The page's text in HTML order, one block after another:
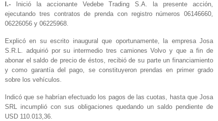
I.-
Inició la accionante Vedebe Trading S.A. la presente acción,
ejecutando tres contratos de prenda con registro números 06146660,
06226056 y 06225968.
Explicó en su escrito inaugural que oportunamente, la empresa Josa
S.R.L. adquirió por su intermedio tres camiones Volvo y que a fin de
abonar el saldo de precio de éstos, recibió de su parte un financiamiento
y como garantía del pago, se constituyeron prendas en primer grado
sobre los vehículos.
Indicó que se habrían efectuado los pagos de las cuotas, hasta que Josa
SRL incumplió con sus obligaciones quedando un saldo pendiente de
USD 110.013,36.